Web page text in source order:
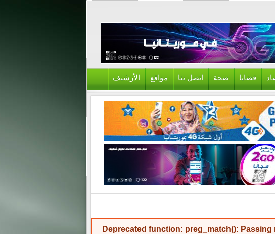
قضايا صحة اتصل بنا مواقع الأرشيف
Deprecated function: preg_match():